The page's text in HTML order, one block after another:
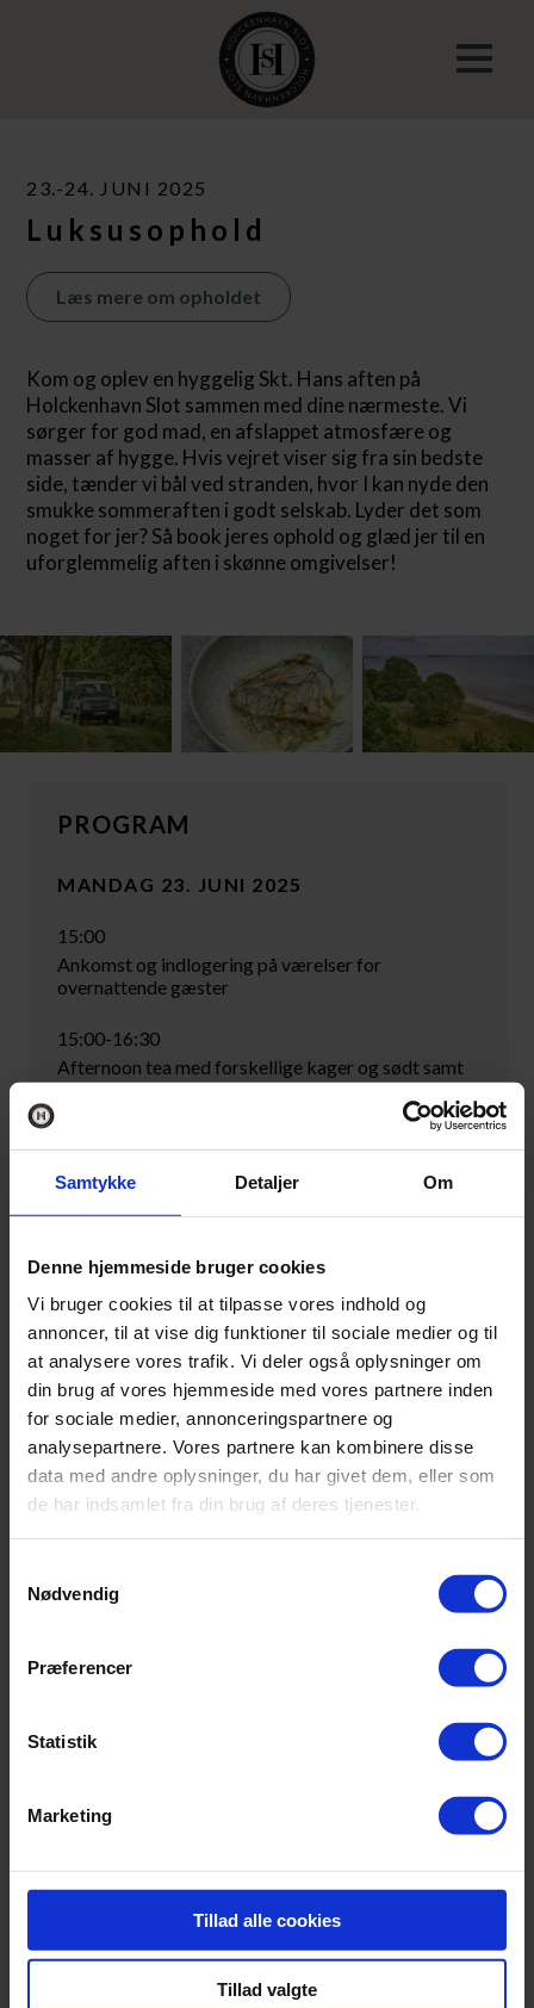
Samtykke Detaljer Om
Denne hjemmeside bruger cookies
Vi bruger cookies til at tilpasse vores indhold og
annoncer, til at vise dig funktioner til sociale medier og til
at analysere vores trafik. Vi deler også oplysninger om
din brug af vores hjemmeside med vores partnere inden
for sociale medier, annonceringspartnere og
analysepartnere. Vores partnere kan kombinere disse
data med andre oplysninger, du har givet dem, eller som
de har indsamlet fra din brug af deres tjenester.
Nødvendig
Præferencer
Statistik
Marketing
Tillad alle cookies
Tillad valgte
23.-24. JUNI 2025
Luksusophold
Læs mere om opholdet
Kom og oplev en hyggelig Skt. Hans aften på
Holckenhavn Slot sammen med dine nærmeste. Vi
sørger for god mad, en afslappet atmosfære og
masser af hygge. Hvis vejret viser sig fra sin bedste
side, tænder vi bål ved stranden, hvor I kan nyde den
smukke sommeraften i godt selskab. Lyder det som
noget for jer? Så book jeres ophold og glæd jer til en
uforglemmelig aften i skønne omgivelser!
PROGRAM
MANDAG 23. JUNI 2025
15:00
Ankomst og indlogering på værelser for
overnattende gæster
15:00-16:30
Afternoon tea med forskellige kager og sødt samt
klassiske engelske mini sandwiches
værelset
Before dinner drink; Bobler med tilhørende lækre
17:30
4-retters middag med afstemt vinmenu. Hvis vejret
tillader det, vil der være Skt. Hans bål, kaffe og
hygge ved stranden. Ved dårligt vejr aflyses dette.
TIRSDAG 24. JUNI 2025
10:00